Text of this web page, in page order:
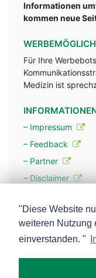
Informationen
kommen neue
Für Ihre
Medizin ist
– Impressum
– Feedback
– Partner
– Disclaimer
– Werbung
– Mehr über
"Diese Website
weiteren Nutzung
einverstanden. "